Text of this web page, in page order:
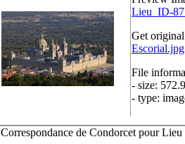
Lieu_ID-
Get
File
- size:
- type:
Correspondance de Condorcet pour